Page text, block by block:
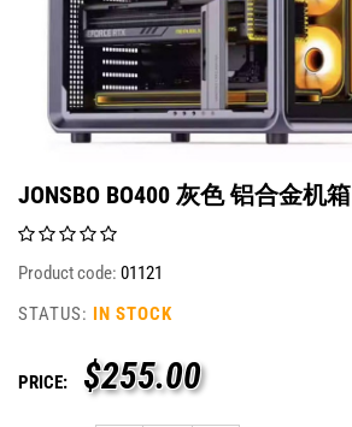
JONSBO BO400 灰色 铝合金机箱
Product code: 01121
STATUS: IN STOCK
PRICE: $255.00